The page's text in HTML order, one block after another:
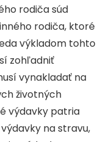
rodiča súd
rodiča, ktoré
výkladom tohto
zohľadniť
vynakladať na
životných
výdavky patria
na stravu,